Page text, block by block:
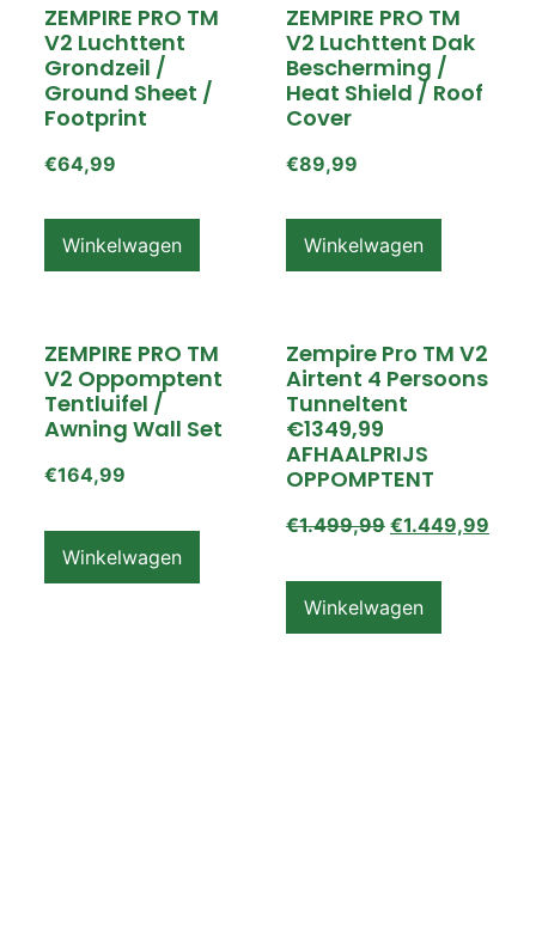
ZEMPIRE PRO TM
V2 Luchttent
Grondzeil /
Ground Sheet /
Footprint
€64,99
Winkelwagen
ZEMPIRE PRO TM
V2 Luchttent Dak
Bescherming /
Heat Shield / Roof
Cover
€89,99
Winkelwagen
ZEMPIRE PRO TM
V2 Oppomptent
Tentluifel /
Awning Wall Set
€164,99
Winkelwagen
Zempire Pro TM V2
Airtent 4 Persoons
Tunneltent
€1349,99
AFHAALPRIJS
OPPOMPTENT
€1.499,99 €1.449,99
Winkelwagen